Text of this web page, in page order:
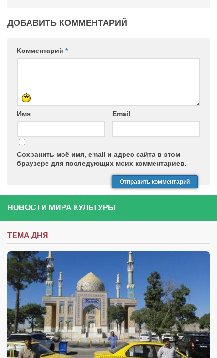
ДОБАВИТЬ КОММЕНТАРИЙ
Комментарий *
Имя Email
Сохранить моё имя, email и адрес сайта в этом
браузере для последующих моих комментариев.
НОВОСТИ МИРА КУЛЬТУРЫ
ТЕМА ДНЯ